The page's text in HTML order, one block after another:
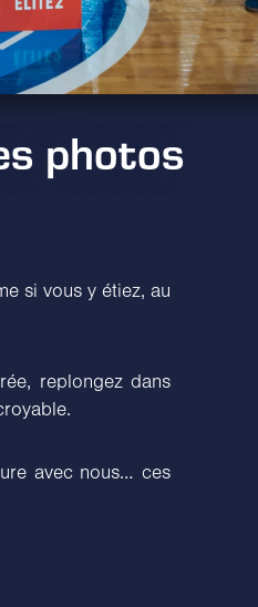
photos
si vous y étiez, au
replongez dans
avec nous… ces